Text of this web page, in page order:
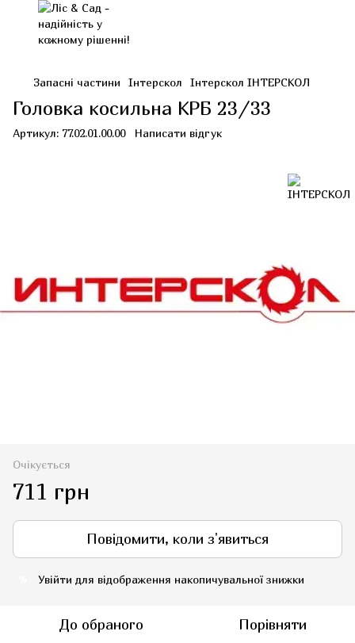
Запасні частини Інтерскол Інтерскол ІНТЕРСКОЛ
Головка косильна КРБ 23/33
Артикул: 77.02.01.00.00 Написати відгук
Очікується
711 грн
Повідомити, коли з'явиться
Увійти для відображення накопичувальної знижки
До обраного Порівняти